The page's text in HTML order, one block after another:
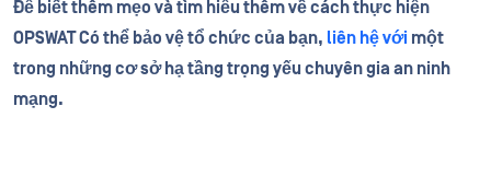
Để biết thêm mẹo và tìm hiểu thêm về cách thực hiện
OPSWAT Có thể bảo vệ tổ chức của bạn, liên hệ với một
trong những cơ sở hạ tầng trọng yếu chuyên gia an ninh
mạng.